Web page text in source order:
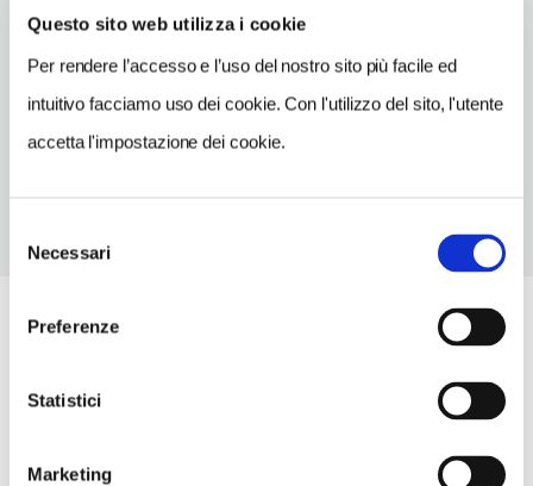
Questo sito web utilizza i cookie
Per rendere l’accesso e l’uso del nostro sito più facile ed
intuitivo facciamo uso dei cookie. Con l'utilizzo del sito, l'utente
accetta l'impostazione dei cookie.
delNecessari
Preferenze
Statistici
Marketing
Mannerheimintie 13
Helsinki FI
SITO WEB
www.finlandiatalo.fi